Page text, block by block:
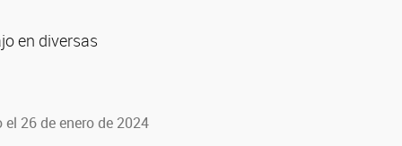
en diversas
26 de enero de 2024